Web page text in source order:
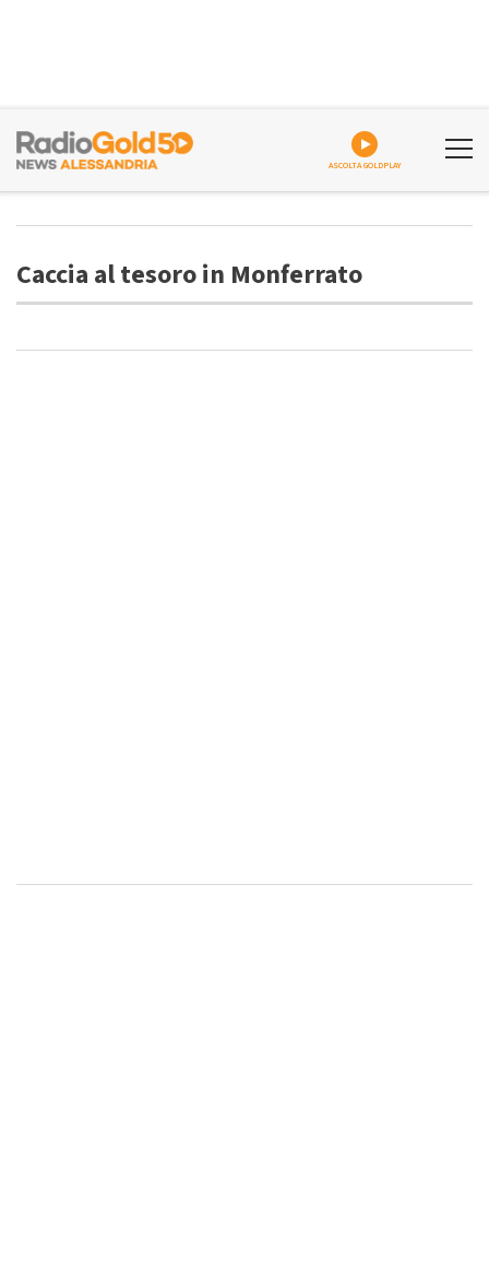
ASCOLTA GOLDPLAY
Caccia al tesoro in Monferrato